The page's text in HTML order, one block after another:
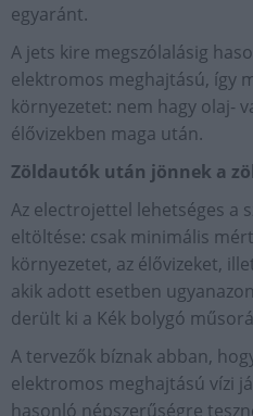
egyaránt.
A jets kire megszólalásig
elektromos meghajtású, így
környezetet: nem hagy olaj-
élővizekben maga után.
Zöldautók után jönnek a
Az electrojettel lehetséges a
eltöltése: csak minimális
környezetet, az élővizeket,
akik adott esetben
derült ki a Kék bolygó
A tervezők bíznak abban,
elektromos meghajtású vízi
hasonló népszerűségre